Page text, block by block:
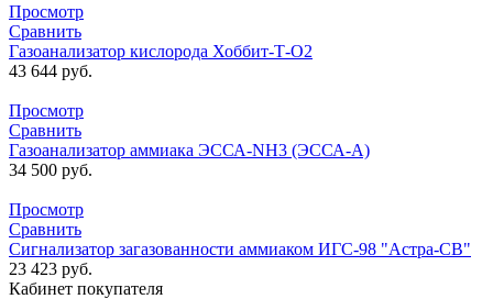
Просмотр
Сравнить
Газоанализатор кислорода Хоббит-Т-О2
43 644 руб.
Просмотр
Сравнить
Газоанализатор аммиака ЭССА-NH3 (ЭССА-А)
34 500 руб.
Просмотр
Сравнить
Сигнализатор загазованности аммиаком ИГС-98 "Астра-СВ"
23 423 руб.
Кабинет покупателя